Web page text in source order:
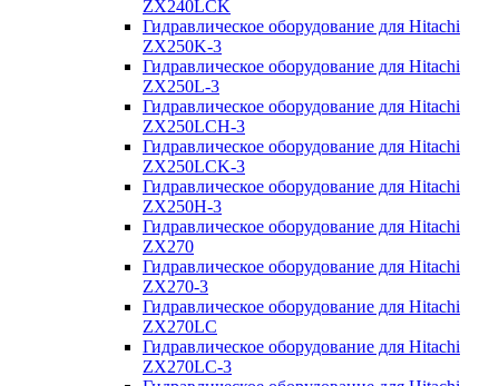
ZX240LCK
Гидравлическое оборудование для Hitachi
ZX250K-3
Гидравлическое оборудование для Hitachi
ZX250L-3
Гидравлическое оборудование для Hitachi
ZX250LCH-3
Гидравлическое оборудование для Hitachi
ZX250LCK-3
Гидравлическое оборудование для Hitachi
ZX250Н-3
Гидравлическое оборудование для Hitachi
ZX270
Гидравлическое оборудование для Hitachi
ZX270-3
Гидравлическое оборудование для Hitachi
ZX270LC
Гидравлическое оборудование для Hitachi
ZX270LC-3